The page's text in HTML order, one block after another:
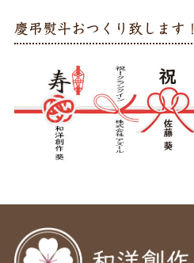
慶弔熨斗おつくり致します！